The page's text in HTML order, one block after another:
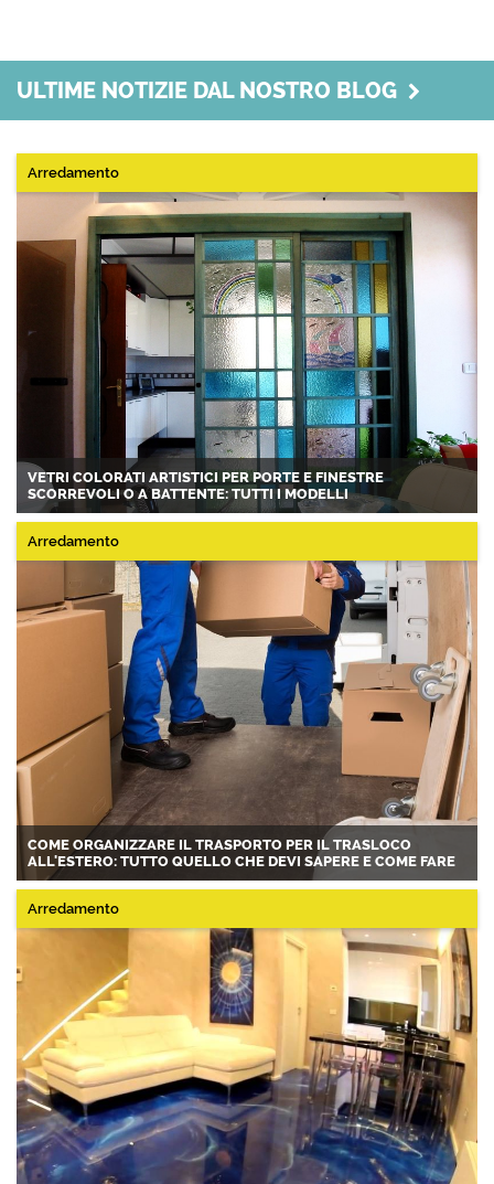
ULTIME NOTIZIE DAL NOSTRO BLOG
Arredamento
VETRI COLORATI ARTISTICI PER PORTE E FINESTRE
SCORREVOLI O A BATTENTE: TUTTI I MODELLI
Arredamento
COME ORGANIZZARE IL TRASPORTO PER IL TRASLOCO
ALL'ESTERO: TUTTO QUELLO CHE DEVI SAPERE E COME FARE
Arredamento